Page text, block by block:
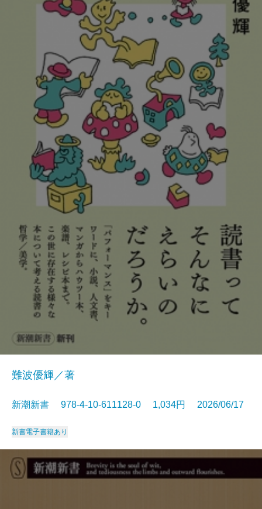
難波優輝／著
新潮新書 978-4-10-611128-0 1,034円 2026/06/17
新書電子書籍あり